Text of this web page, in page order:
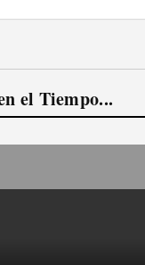
el Tiempo...